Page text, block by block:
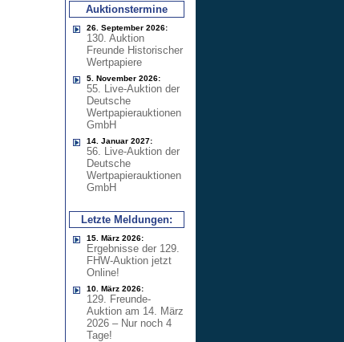
Auktionstermine
26. September 2026:
130. Auktion
Freunde Historischer
Wertpapiere
5. November 2026:
55. Live-Auktion der
Deutsche
Wertpapierauktionen
GmbH
14. Januar 2027:
56. Live-Auktion der
Deutsche
Wertpapierauktionen
GmbH
Letzte Meldungen:
15. März 2026:
Ergebnisse der 129.
FHW-Auktion jetzt
Online!
10. März 2026:
129. Freunde-
Auktion am 14. März
2026 – Nur noch 4
Tage!